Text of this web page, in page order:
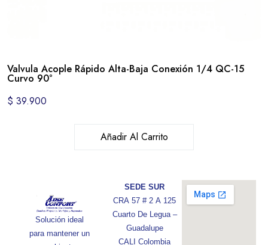
Valvula Acople Rápido Alta-Baja Conexión 1/4 QC-15
Curvo 90°
$ 39.900
Añadir Al Carrito
Solución ideal
para mantener un
SEDE SUR
CRA 57 # 2 A 125
Cuarto De Legua –
Guadalupe
CALI Colombia